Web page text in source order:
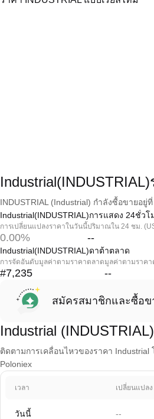
INDUSTRIAL (Industrial) กำลังซื้อขายอยู่
Industrial(INDUSTRIAL)การแสดง 24ชั่วโ
การเปลี่ยนแปลงราคาในวันนี้
0.00%
ปริมาณใน 24 ชม.
--
Industrial(INDUSTRIAL)ดาต้าตลาด
การจัดอันดับมูลค่าตามราคาตลาด
#7,235
มูลค่าตามราคา
--
สมัครสมาชิกและซื้อข
Industrial
ติดตามการเคลื่อนไหวของราคา
Poloniex
เวลา เปลี่ยนแปลง
วันนี้ --